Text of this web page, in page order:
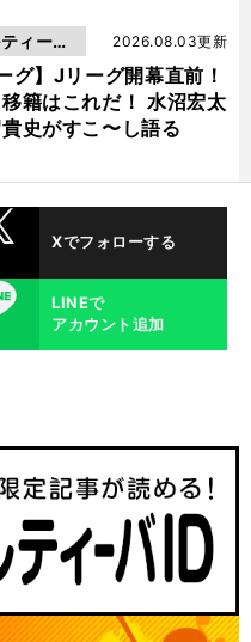
グ】Jリーグ開幕直前！
籍はこれだ！ 水沼宏太
史がすこ〜し語る
2026.08.03更新
ィーバ
Xでフォローする
LINEで
アカウント追加